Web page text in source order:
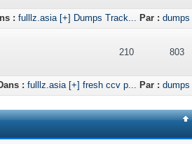
: fulllz.asia [+] Dumps Track... Par : dumps
210 803
: fulllz.asia [+] fresh ccv p... Par : dumps